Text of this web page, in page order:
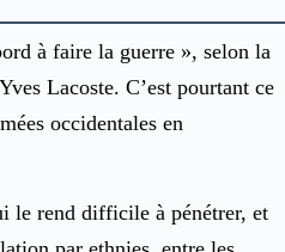
à faire la guerre », selon la
Lacoste. C’est pourtant ce
occidentales en
le rend difficile à pénétrer, et